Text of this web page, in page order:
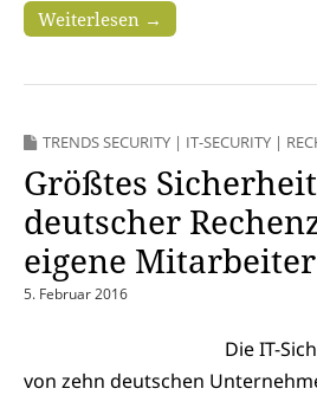
Weiterlesen →
TRENDS SECURITY | IT-SECURITY |
Größtes
deutscher
eigene Mitarbeiter
5. Februar 2016
Die IT-
von zehn deutschen